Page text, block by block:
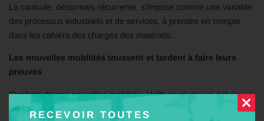
RECEVOIR TOUTES
La canicule, désormais récurrente, s’impose comme une variable
des processus industriels et de services, à prendre en compte
dans les cahiers des charges des matériels.
Les nouvelles mobilités toussent et tardent à faire leurs
preuves
Symbole de ces nouvelles mobilités, Velib se révèle un échec
retentissant et Smoovengo peine à stabiliser et à fiabiliser le